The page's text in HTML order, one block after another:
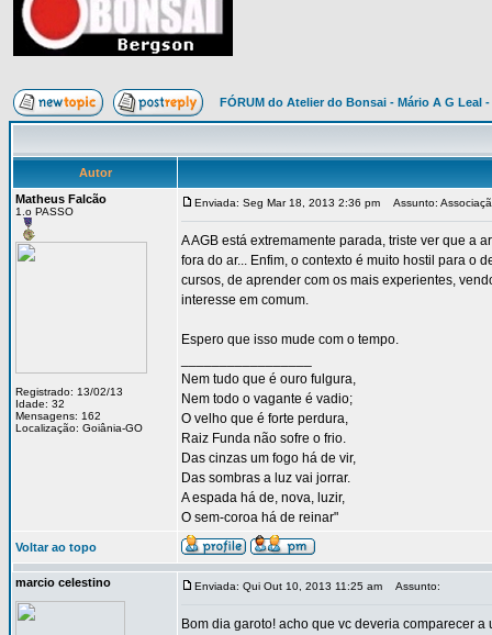
FÓRUM do Atelier do Bonsai - Mário A G Leal
Autor
Matheus Falcão
1.o PASSO
Registrado: 13/02/13
Idade: 32
Mensagens: 162
Localização: Goiânia-GO
Enviada: Seg Mar 18, 2013 2:36 pm Assunto:
A AGB está extremamente parada, triste ver que a
fora do ar... Enfim, o contexto é muito hostil para o
cursos, de aprender com os mais experientes,
interesse em comum.
Espero que isso mude com o tempo.
Nem tudo que é ouro fulgura,
Nem todo o vagante é vadio;
O velho que é forte perdura,
Raiz Funda não sofre o frio.
Das cinzas um fogo há de vir,
Das sombras a luz vai jorrar.
A espada há de, nova, luzir,
O sem-coroa há de reinar"
Voltar ao topo
marcio celestino Enviada: Qui Out 10, 2013 11:25 am Assunto:
Bom dia garoto! acho que vc deveria comparecer